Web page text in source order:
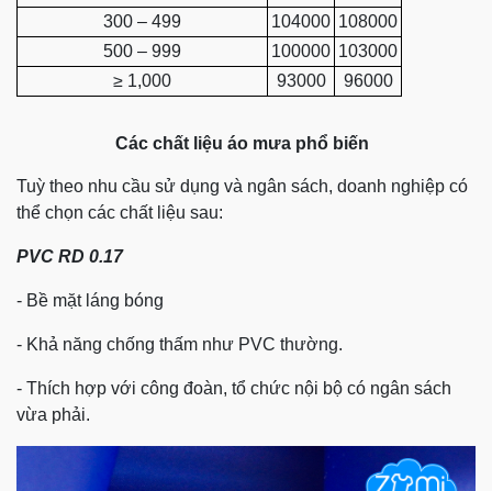
300 – 499
104000 108000
500 – 999
100000 103000
≥ 1,000
93000 96000
Các chất liệu áo mưa phổ biến
Tuỳ theo nhu cầu sử dụng và ngân sách, doanh nghiệp có
thể chọn các chất liệu sau:
PVC RD 0.17
- Bề mặt láng bóng
- Khả năng chống thấm như PVC thường.
- Thích hợp với công đoàn, tổ chức nội bộ có ngân sách
vừa phải.